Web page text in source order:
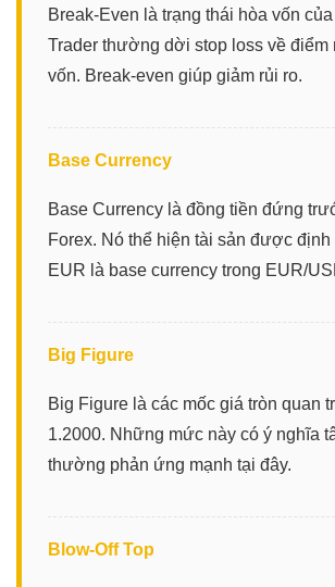
Break-Even là trạng thái hòa vốn
Trader thường dời stop loss về điểm
vốn. Break-even giúp giảm rủi ro.
Base Currency
Base Currency là đồng tiền đứng
Forex. Nó thể hiện tài sản được định
EUR là base currency trong EUR/
Big Figure
Big Figure là các mốc giá tròn quan
1.2000. Những mức này có ý nghĩa
thường phản ứng mạnh tại đây.
Blow-Off Top